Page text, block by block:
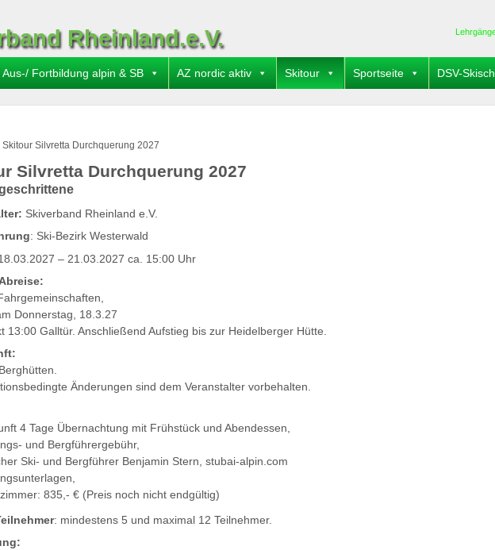
Rheinland.e.V.
Aus-/ Fortbildung alpin & SB AZ nordic aktiv Skitour Sportseite DSV-
Skitour Silvretta Durchquerung 2027
Silvretta Durchquerung 2027
Skiverband Rheinland e.V.
: Ski-Bezirk Westerwald
– 21.03.2027 ca. 15:00 Uhr
Donnerstag, 18.3.27
13:00 Galltür. Anschließend Aufstieg bis zur Heidelberger Hütte.
Änderungen sind dem Veranstalter vorbehalten.
4 Tage Übernachtung mit Frühstück und Abendessen,
und Bergführergebühr,
Ski- und Bergführer Benjamin Stern, stubai-alpin.com
835,- € (Preis noch nicht endgültig)
: mindestens 5 und maximal 12 Teilnehmer.